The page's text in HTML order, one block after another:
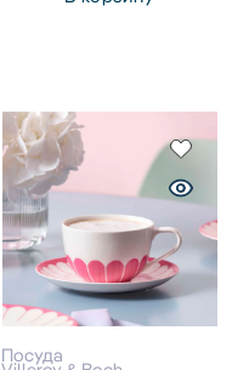
Посуда